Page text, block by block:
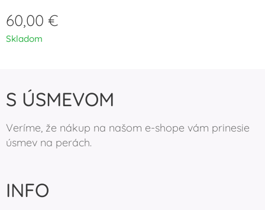
60,00 €
Skladom
S ÚSMEVOM
Veríme, že nákup na našom e-shope vám prinesie
úsmev na perách.
INFO